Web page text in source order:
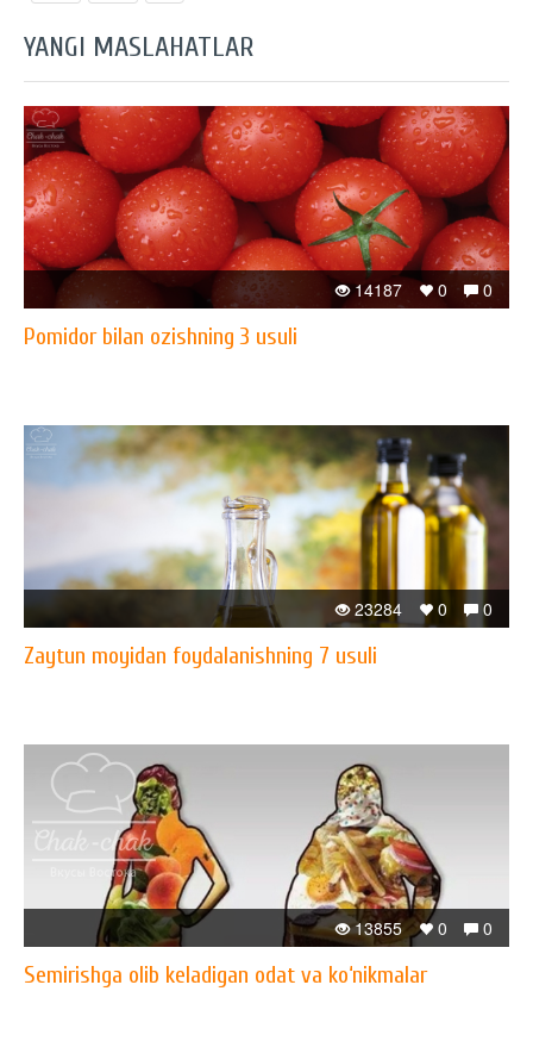
YANGI MASLAHATLAR
0
0
14187
Pomidor bilan ozishning 3 usuli
0
0
23284
Zaytun moyidan foydalanishning 7 usuli
0
0
13855
Semirishga olib keladigan odat va ko‘nikmalar